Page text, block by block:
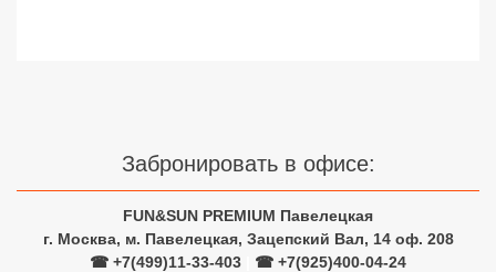
Забронировать в офисе:
FUN&SUN PREMIUM Павелецкая
г. Москва, м. Павелецкая, Зацепский Вал, 14 оф. 208
☎ +7(499)11-33-403
☎ +7(925)400-04-24